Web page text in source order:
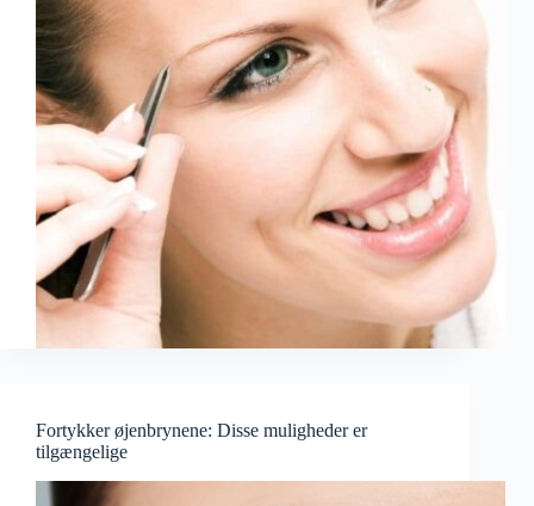
Fortykker øjenbrynene: Disse muligheder er
tilgængelige